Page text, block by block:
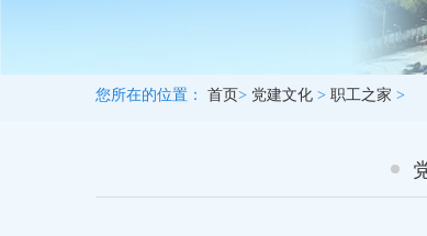
您所在的位置： 首页> 党建文化 > 职工之家 >